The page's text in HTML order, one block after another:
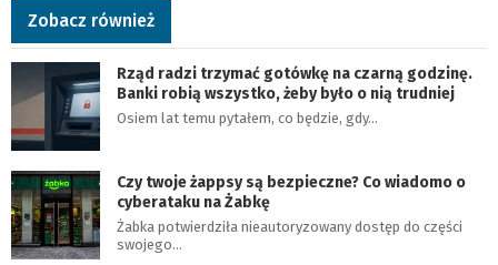
Zobacz również
Rząd radzi trzymać gotówkę na czarną godzinę.
Banki robią wszystko, żeby było o nią trudniej
Osiem lat temu pytałem, co będzie, gdy…
Czy twoje żappsy są bezpieczne? Co wiadomo o
cyberataku na Żabkę
Żabka potwierdziła nieautoryzowany dostęp do części
swojego…